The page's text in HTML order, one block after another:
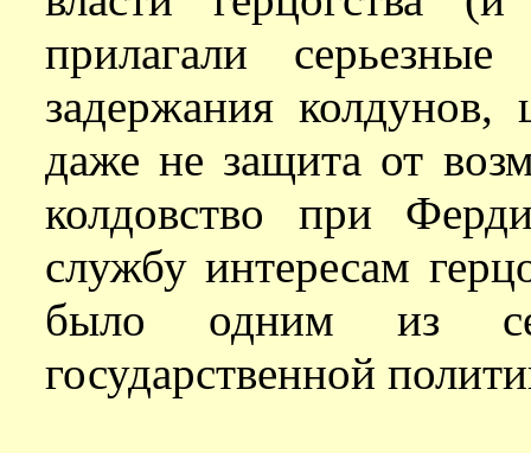
прилагали
задержания
даже не защита от
колдовство при
службу интересам
было одним из
государственной